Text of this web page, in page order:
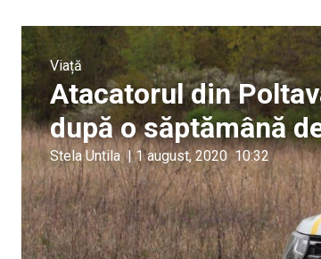
Viață
Atacatorul din
după o săptămână
Stela Untila | 1 august, 2020 10:32